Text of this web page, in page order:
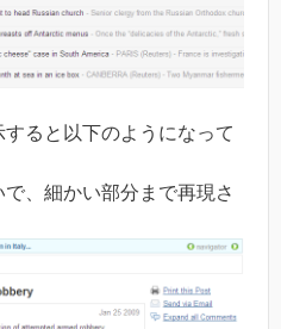
ると以下のようになって
、細かい部分まで再現さ